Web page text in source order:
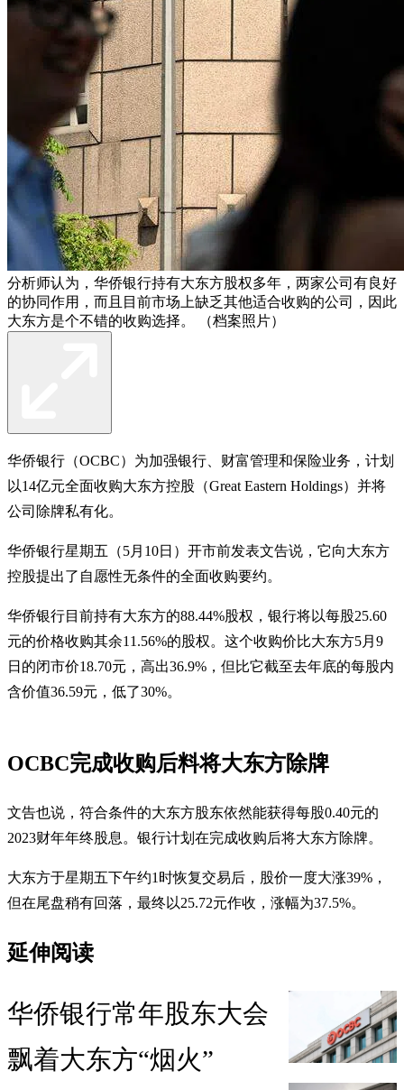
分析师认为，华侨银行持有大东方股权多年，两家公司有良好
的协同作用，而且目前市场上缺乏其他适合收购的公司，因此
大东方是个不错的收购选择。 （档案照片）
华侨银行（OCBC）为加强银行、财富管理和保险业务，计划
以14亿元全面收购大东方控股（Great Eastern Holdings）并将
公司除牌私有化。
华侨银行星期五（5月10日）开市前发表文告说，它向大东方
控股提出了自愿性无条件的全面收购要约。
华侨银行目前持有大东方的88.44%股权，银行将以每股25.60
元的价格收购其余11.56%的股权。这个收购价比大东方5月9
日的闭市价18.70元，高出36.9%，但比它截至去年底的每股内
含价值36.59元，低了30%。
OCBC完成收购后料将大东方除牌
文告也说，符合条件的大东方股东依然能获得每股0.40元的
2023财年年终股息。银行计划在完成收购后将大东方除牌。
大东方于星期五下午约1时恢复交易后，股价一度大涨39%，
但在尾盘稍有回落，最终以25.72元作收，涨幅为37.5%。
延伸阅读
华侨银行常年股东大会
飘着大东方“烟火”